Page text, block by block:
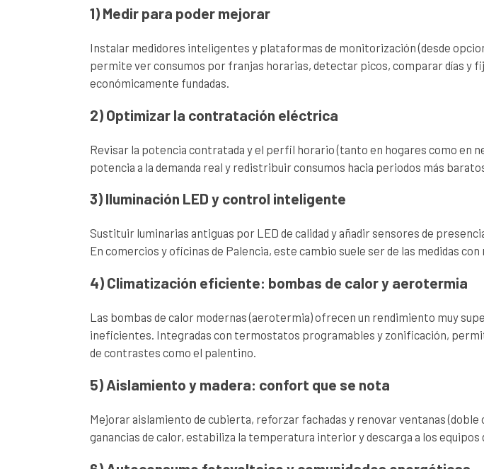
1) Medir para poder mejorar
Instalar medidores inteligentes y plataformas de monitorización (desde
permite ver consumos por franjas horarias, detectar picos, comparar días y
económicamente fundadas.
2) Optimizar la contratación eléctrica
Revisar la potencia contratada y el perfil horario (tanto en hogares como en
potencia a la demanda real y redistribuir consumos hacia periodos más
3) Iluminación LED y control inteligente
Sustituir luminarias antiguas por LED de calidad y añadir sensores de
En comercios y oficinas de Palencia, este cambio suele ser de las medidas
4) Climatización eficiente: bombas de calor y aerotermia
Las bombas de calor modernas (aerotermia) ofrecen un rendimiento muy
ineficientes. Integradas con termostatos programables y zonificación,
de contrastes como el palentino.
5) Aislamiento y madera: confort que se nota
Mejorar aislamiento de cubierta, reforzar fachadas y renovar ventanas
ganancias de calor, estabiliza la temperatura interior y descarga a los